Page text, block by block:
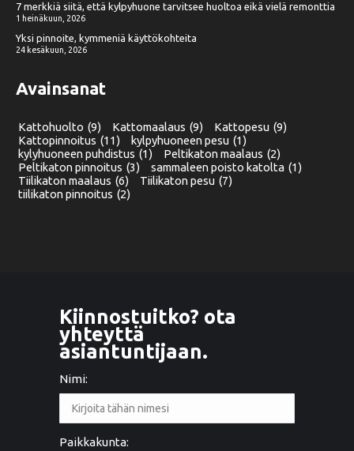
7 merkkiä siitä, että kylpyhuone tarvitsee huoltoa eikä vielä remonttia
1 heinäkuun, 2026
Yksi pinnoite, kymmeniä käyttökohteita
24 kesäkuun, 2026
Avainsanat
Kattohuolto (9) Kattomaalaus (9) Kattopesu (9)
Kattopinnoitus (11) kylpyhuoneen pesu (1)
kylyhuoneen puhdistus (1) Peltikaton maalaus (2)
Peltikaton pinnoitus (3) sammaleen poisto katolta (1)
Tiilikaton maalaus (6) Tiilikaton pesu (7)
tiilikaton pinnoitus (2)
Kiinnostuitko? ota
yhteyttä
asiantuntijaan.
Nimi:
Paikkakunta: